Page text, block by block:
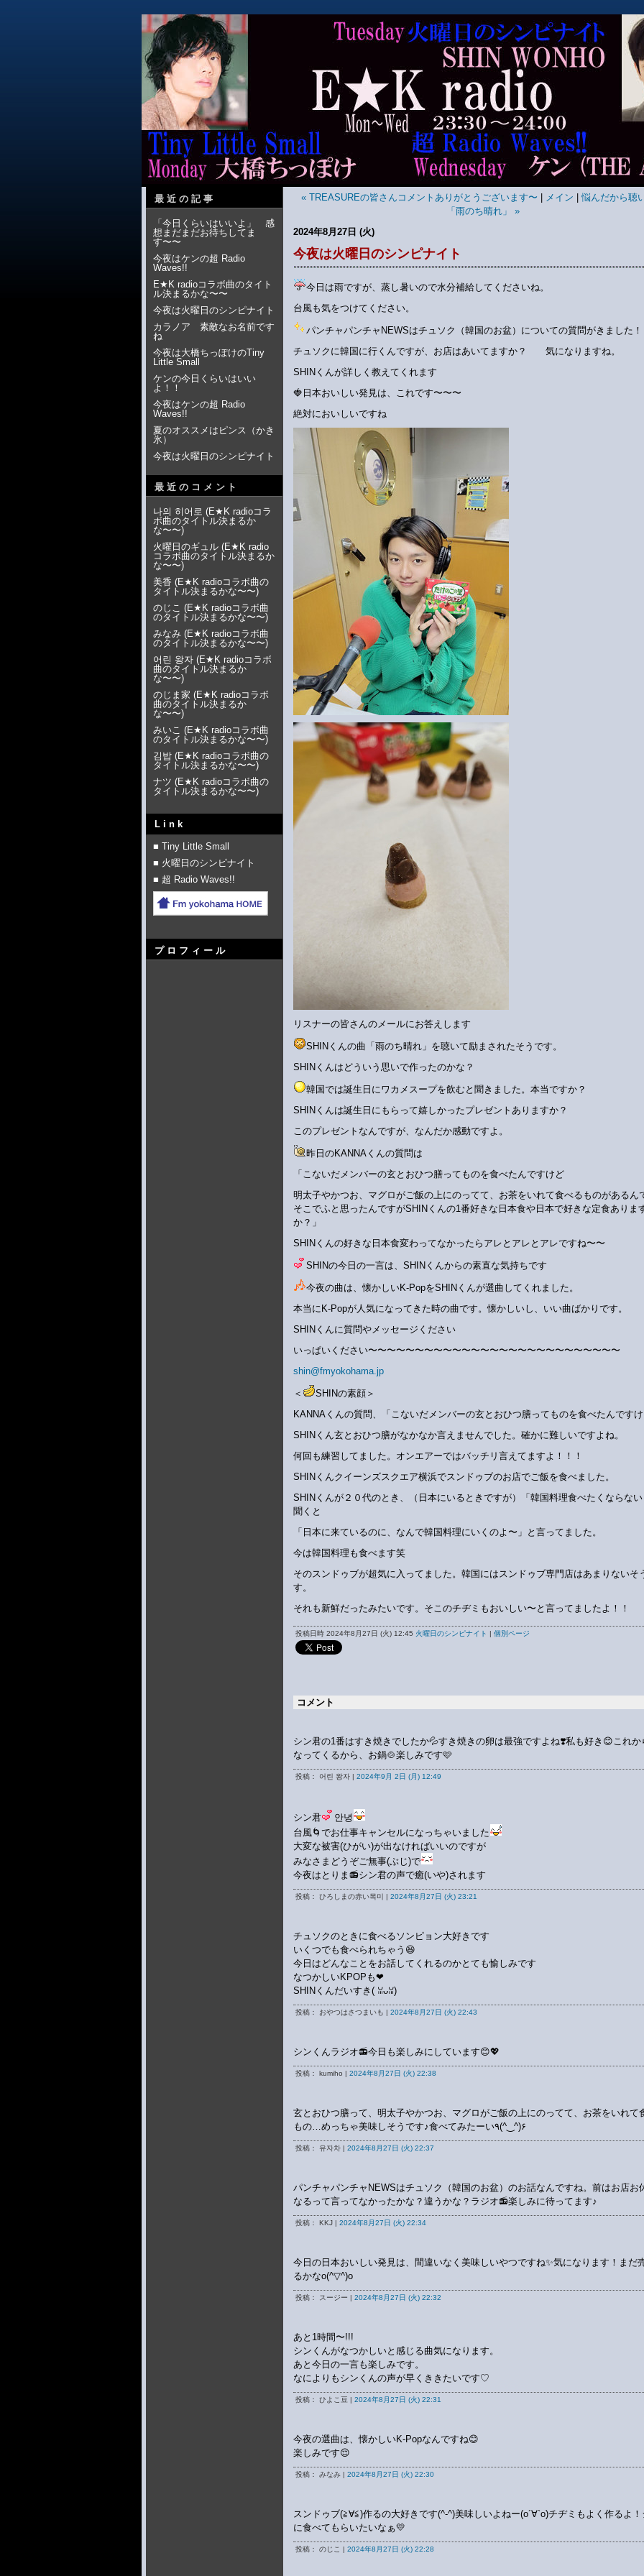
最近の記事
「今日くらいはいいよ」 感
想まだまだお待ちしてま
す〜〜
今夜はケンの超 Radio
Waves!!
E★K radioコラボ曲のタイト
ル決まるかな〜〜
今夜は火曜日のシンピナイト
カラノア 素敵なお名前です
ね
今夜は大橋ちっぽけのTiny
Little Small
ケンの今日くらいはいい
よ！！
今夜はケンの超 Radio
Waves!!
夏のオススメはピンス（かき
氷）
今夜は火曜日のシンピナイト
最近のコメント
나의 히어로 (E★K radioコラ
ボ曲のタイトル決まるか
な〜〜)
火曜日のギュル (E★K radio
コラボ曲のタイトル決まるか
な〜〜)
美香 (E★K radioコラボ曲の
タイトル決まるかな〜〜)
のじこ (E★K radioコラボ曲
のタイトル決まるかな〜〜)
みなみ (E★K radioコラボ曲
のタイトル決まるかな〜〜)
어린 왕자 (E★K radioコラボ
曲のタイトル決まるか
な〜〜)
のじま家 (E★K radioコラボ
曲のタイトル決まるか
な〜〜)
みいこ (E★K radioコラボ曲
のタイトル決まるかな〜〜)
김밥 (E★K radioコラボ曲の
タイトル決まるかな〜〜)
ナツ (E★K radioコラボ曲の
タイトル決まるかな〜〜)
Link
■ Tiny Little Small
■ 火曜日のシンピナイト
■ 超 Radio Waves!!
プロフィール
« TREASUREの皆さんコメントありがとうございます〜 メイン |悩んだから聴
「雨のち晴れ」 »
2024年8月27日 (火)
今夜は火曜日のシンピナイト
今日は雨ですが、蒸し暑いので水分補給してくださいね。
台風も気をつけてください。
パンチャパンチャNEWSはチュソク（韓国のお盆）についての質問がきました
チュソクに韓国に行くんですが、お店はあいてますか？ 気になりますね。
SHINくんが詳しく教えてくれます
🍓日本おいしい発見は、これです〜〜〜
絶対においしいですね
リスナーの皆さんのメールにお答えします
SHINくんの曲「雨のち晴れ」を聴いて励まされたそうです。
SHINくんはどういう思いで作ったのかな？
韓国では誕生日にワカメスープを飲むと聞きました。本当ですか？
SHINくんは誕生日にもらって嬉しかったプレゼントありますか？
このプレゼントなんですが、なんだか感動ですよ。
昨日のKANNAくんの質問は
「こないだメンバーの玄とおひつ膳ってものを食べたんですけど
明太子やかつお、マグロがご飯の上にのってて、お茶をいれて食べるものがあるん
そこでふと思ったんですがSHINくんの1番好きな日本食や日本で好きな定食ありま
か？」
SHINくんの好きな日本食変わってなかったらアレとアレとアレですね〜〜
SHINの今日の一言は、SHINくんからの素直な気持ちです
今夜の曲は、懐かしいK-PopをSHINくんが選曲してくれました。
本当にK-Popが人気になってきた時の曲です。懐かしいし、いい曲ばかりです。
SHINくんに質問やメッセージください
いっぱいください〜〜〜〜〜〜〜〜〜〜〜〜〜〜〜〜〜〜〜〜〜〜〜〜〜〜〜
shin@fmyokohama.jp
＜
SHINの素顔＞
KANNAくんの質問、「こないだメンバーの玄とおひつ膳ってものを食べたんです
SHINくん玄とおひつ膳がなかなか言えませんでした。確かに難しいですよね。
何回も練習してました。オンエアーではバッチリ言えてますよ！！！
SHINくんクイーンズスクエア横浜でスンドゥブのお店でご飯を食べました。
SHINくんが２０代のとき、（日本にいるときですが）「韓国料理食べたくならな
聞くと
「日本に来ているのに、なんで韓国料理にいくのよ〜」と言ってました。
今は韓国料理も食べます笑
そのスンドゥブが超気に入ってました。韓国にはスンドゥブ専門店はあまりないそ
す。
それも新鮮だったみたいです。そこのチヂミもおいしい〜と言ってましたよ！！
投稿日時 2024年8月27日 (火) 12:45 火曜日のシンピナイト | 個別ページ
コメント
シン君の1番はすき焼きでしたか💦すき焼きの卵は最強ですよね❣️私も好き😊これか
なってくるから、お鍋🍲楽しみです🩷
投稿： 어린 왕자 | 2024年9月 2日 (月) 12:49
シン君
안녕
台風🌀でお仕事キャンセルになっちゃいました
大変な被害(ひがい)が出なければいいのですが
みなさまどうぞご無事(ぶじ)で
今夜はとりま📻シン君の声で癒(いや)されます
投稿： ひろしまの赤い목미 | 2024年8月27日 (火) 23:21
チュソクのときに食べるソンピョン大好きです
いくつでも食べられちゃう😆
今日はどんなことをお話してくれるのかとても愉しみです
なつかしいKPOPも❤
SHINくんだいすき(⁠ ⁠ꈍ⁠ᴗ⁠ꈍ⁠)
投稿： おやつはさつまいも | 2024年8月27日 (火) 22:43
シンくんラジオ📻今日も楽しみにしています😊💖
投稿： kumiho | 2024年8月27日 (火) 22:38
玄とおひつ膳って、明太子やかつお、マグロがご飯の上にのってて、お茶をいれて
もの…めっちゃ美味しそうです♪食べてみたーい٩(^‿^)۶
投稿： 유자차 | 2024年8月27日 (火) 22:37
パンチャパンチャNEWSはチュソク（韓国のお盆）のお話なんですね。前はお店お
なるって言ってなかったかな？違うかな？ラジオ📻楽しみに待ってます♪
投稿： KKJ | 2024年8月27日 (火) 22:34
今日の日本おいしい発見は、間違いなく美味しいやつですね✨気になります！まだ
るかなo(^▽^)o
投稿： スージー | 2024年8月27日 (火) 22:32
あと1時間〜!!!
シンくんがなつかしいと感じる曲気になります。
あと今日の一言も楽しみです。
なによりもシンくんの声が早くききたいです♡
投稿： ひよこ豆 | 2024年8月27日 (火) 22:31
今夜の選曲は、懐かしいK-Popなんですね😊
楽しみです😌
投稿： みなみ | 2024年8月27日 (火) 22:30
スンドゥブ(≧∀≦)作るの大好きです(^-^)美味しいよねー(о´∀`о)チヂミもよく作るよ
に食べてもらいたいなぁ💛
投稿： のじこ | 2024年8月27日 (火) 22:28